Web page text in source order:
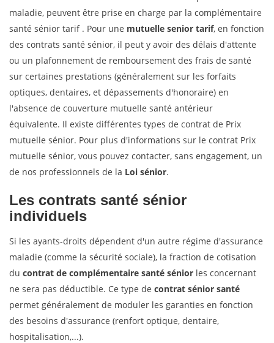
maladie, peuvent être prise en charge par la complémentaire
santé sénior tarif . Pour une mutuelle senior tarif, en fonction
des contrats santé sénior, il peut y avoir des délais d'attente
ou un plafonnement de remboursement des frais de santé
sur certaines prestations (généralement sur les forfaits
optiques, dentaires, et dépassements d'honoraire) en
l'absence de couverture mutuelle santé antérieur
équivalente. Il existe différentes types de contrat de Prix
mutuelle sénior. Pour plus d'informations sur le contrat Prix
mutuelle sénior, vous pouvez contacter, sans engagement, un
de nos professionnels de la Loi sénior.
Les contrats santé sénior
individuels
Si les ayants-droits dépendent d'un autre régime d'assurance
maladie (comme la sécurité sociale), la fraction de cotisation
du contrat de complémentaire santé sénior les concernant
ne sera pas déductible. Ce type de contrat sénior santé
permet généralement de moduler les garanties en fonction
des besoins d'assurance (renfort optique, dentaire,
hospitalisation,...).